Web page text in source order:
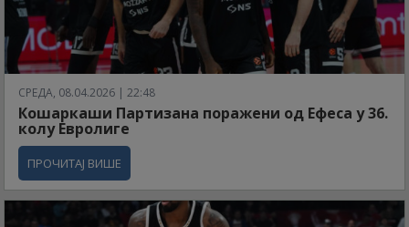
СРЕДА, 08.04.2026 | 22:48
Кошаркаши Партизана поражени од Ефеса у 36.
колу Евролиге
ПРОЧИТАЈ ВИШЕ